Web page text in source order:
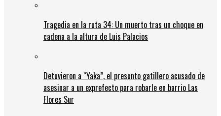
Tragedia en la ruta 34: Un muerto tras un choque en
cadena a la altura de Luis Palacios
Detuvieron a “Yaka”, el presunto gatillero acusado de
asesinar a un exprefecto para robarle en barrio Las
Flores Sur